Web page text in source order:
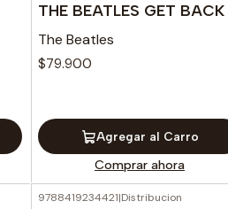
THE BEATLES GET BACK
The Beatles
$79.900
Agregar al Carro
Comprar ahora
9788419234421|Distribucion